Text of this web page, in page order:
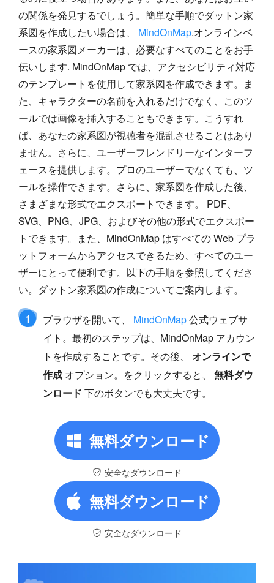
の関係を発見するでしょう。簡単な手順でダットン家
系図を作成したい場合は、 MindOnMap.オンラインベ
ースの家系図メーカーは、必要なすべてのことをお手
伝いします. MindOnMap では、アクセシビリティ対応
のテンプレートを使用して家系図を作成できます。ま
た、キャラクターの名前を入れるだけでなく、このツ
ールでは画像を挿入することもできます。こうすれ
ば、あなたの家系図が視聴者を混乱させることはあり
ません。さらに、ユーザーフレンドリーなインターフ
ェースを提供します。プロのユーザーでなくても、ツ
ールを操作できます。さらに、家系図を作成した後、
さまざまな形式でエクスポートできます。 PDF、
SVG、PNG、JPG、およびその他の形式でエクスポー
トできます。また、MindOnMap はすべての Web プラ
ットフォームからアクセスできるため、すべてのユー
ザーにとって便利です。以下の手順を参照してくださ
い。ダットン家系図の作成についてご案内します。
1 ブラウザを開いて、 MindOnMap公式ウェブサ
イト。最初のステップは、MindOnMap アカウン
トを作成することです。その後、 オンラインで
作成 オプション。をクリックすると、 無料ダウ
ンロード 下のボタンでも大丈夫です。
無料ダウンロード
安全なダウンロード
無料ダウンロード
安全なダウンロード